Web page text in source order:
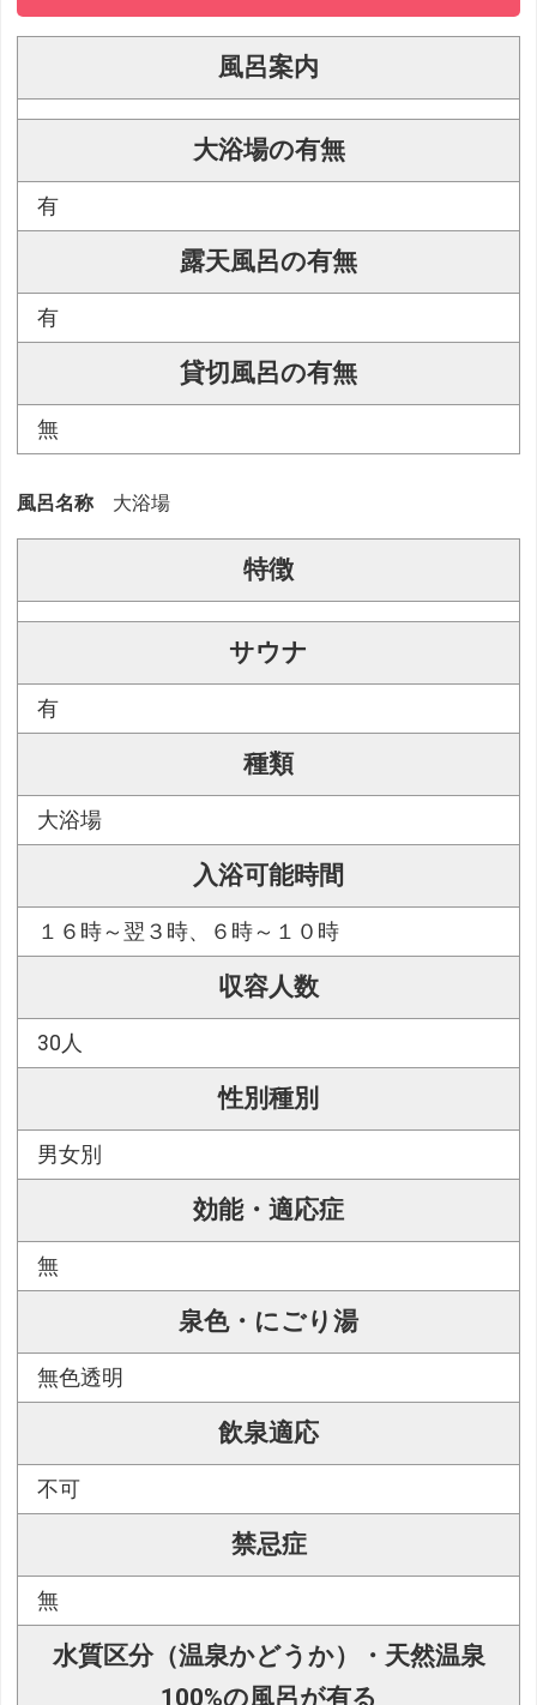
風呂案内
大浴場の有無
有
露天風呂の有無
有
貸切風呂の有無
無
風呂名称 大浴場
特徴
サウナ
有
種類
大浴場
入浴可能時間
１６時～翌３時、６時～１０時
収容人数
30人
性別種別
男女別
効能・適応症
無
泉色・にごり湯
無色透明
飲泉適応
不可
禁忌症
無
水質区分（温泉かどうか）・天然温泉
100%の風呂が有る